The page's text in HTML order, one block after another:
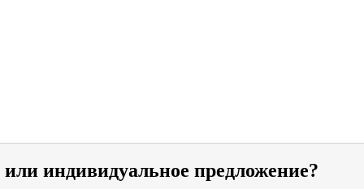
индивидуальное предложение?